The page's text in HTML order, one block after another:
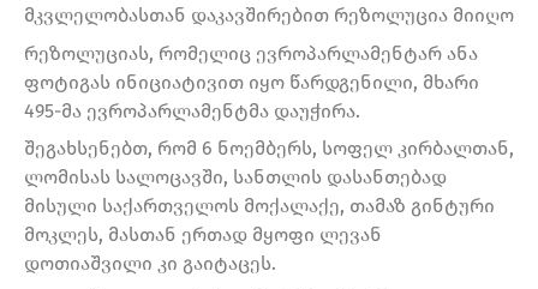
მკვლელობასთან დაკავშირებით რეზოლუცია მიიღო
რეზოლუციას, რომელიც ევროპარლამენტარ ანა
ფოტიგას ინიციატივით იყო წარდგენილი, მხარი
495-მა ევროპარლამენტმა დაუჭირა.
შეგახსენებთ, რომ 6 ნოემბერს, სოფელ კირბალთან,
ლომისას სალოცავში, სანთლის დასანთებად
მისული საქართველოს მოქალაქე, თამაზ გინტური
მოკლეს, მასთან ერთად მყოფი ლევან
დოთიაშვილი კი გაიტაცეს.